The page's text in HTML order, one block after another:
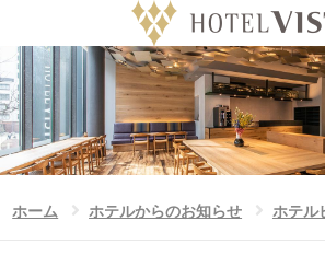
ホテル
チェックイン日
キャッシュレス決済の推進
ホーム ホテルからのお知らせ ホテル
Language